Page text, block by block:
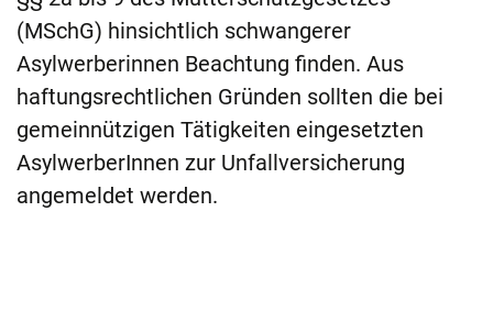
(MSchG) hinsichtlich schwangerer
Asylwerberinnen Beachtung finden. Aus
haftungsrechtlichen Gründen sollten die bei
gemeinnützigen Tätigkeiten eingesetzten
AsylwerberInnen zur Unfallversicherung
angemeldet werden.